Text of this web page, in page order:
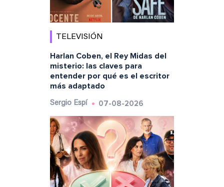
TELEVISIÓN
Harlan Coben, el Rey Midas del
misterio: las claves para
entender por qué es el escritor
más adaptado
Sergio Espí 07-08-2026